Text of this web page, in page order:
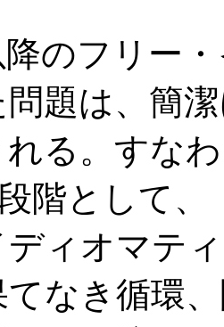
降のフリー
題は、簡
る。すな
階として
ディオマテ
てなき循環